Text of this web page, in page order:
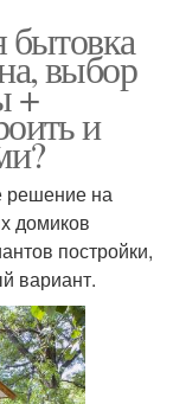
бытовка
выбор
+
и
решение на
домиков
постройки,
вариант.